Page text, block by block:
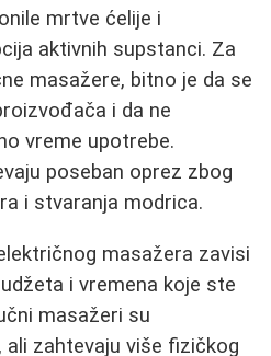
mrtve ćelije i
aktivnih supstanci. Za
masažere, bitno je da se
i da ne
vreme upotrebe.
poseban oprez zbog
i stvaranja modrica.
masažera zavisi
i vremena koje ste
masažeri su
zahtevaju više fizičkog